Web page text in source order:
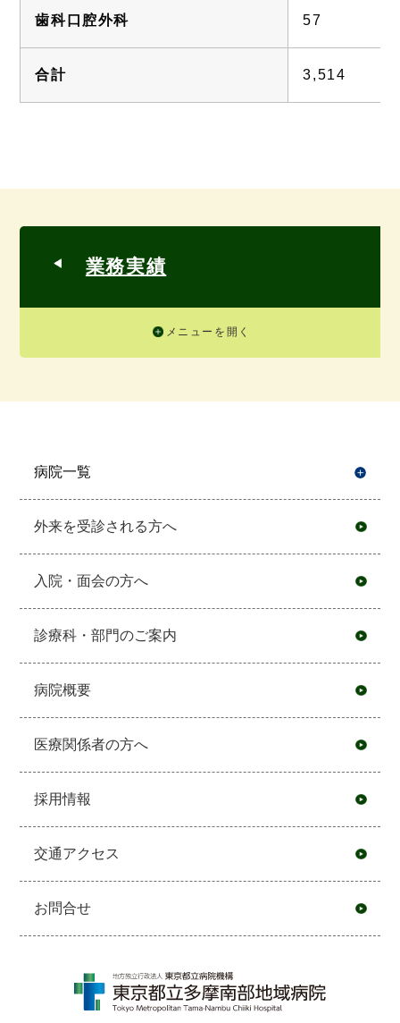
歯科口腔外科 57
合計 3,514
業務実績
メニューを開く
病院一覧
外来を受診される方へ
入院・面会の方へ
診療科・部門のご案内
病院概要
医療関係者の方へ
採用情報
交通アクセス
お問合せ